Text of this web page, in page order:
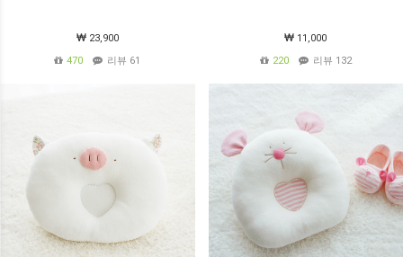
23,900
470
리뷰 61
11,000
220
리뷰 132